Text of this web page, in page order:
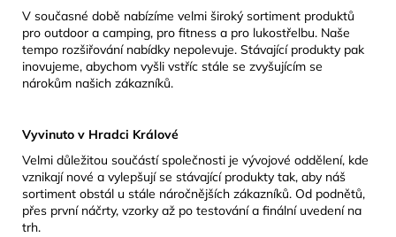
V současné době nabízíme velmi široký sortiment produktů
pro outdoor a camping, pro fitness a pro lukostřelbu. Naše
tempo rozšiřování nabídky nepolevuje. Stávající produkty pak
inovujeme, abychom vyšli vstříc stále se zvyšujícím se
nárokům našich zákazníků.
Vyvinuto v Hradci Králové
Velmi důležitou součástí společnosti je vývojové oddělení, kde
vznikají nové a vylepšují se stávající produkty tak, aby náš
sortiment obstál u stále náročnějších zákazníků. Od podnětů,
přes první náčrty, vzorky až po testování a finální uvedení na
trh.